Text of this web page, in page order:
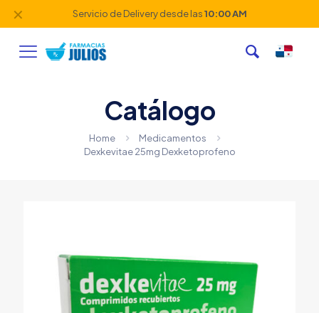
Servicio de Delivery desde las10:00 AM
✕
Catálogo
Home
Medicamentos
Dexkevitae 25mg Dexketoprofeno